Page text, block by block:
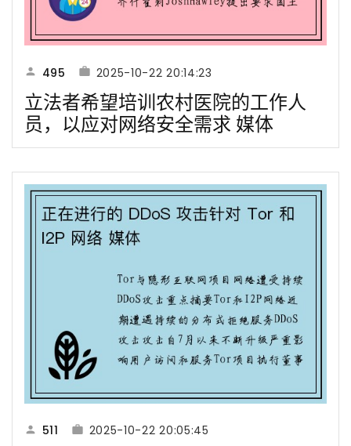
495 2025-10-22 20:14:23
立法者希望培训农村医院的工作人
员，以应对网络安全需求 媒体
511 2025-10-22 20:05:45